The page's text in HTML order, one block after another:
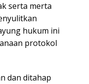
serta merta
hukum ini
protokol
dan ditahap